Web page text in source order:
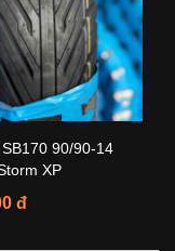
90/90-14
XP
đ